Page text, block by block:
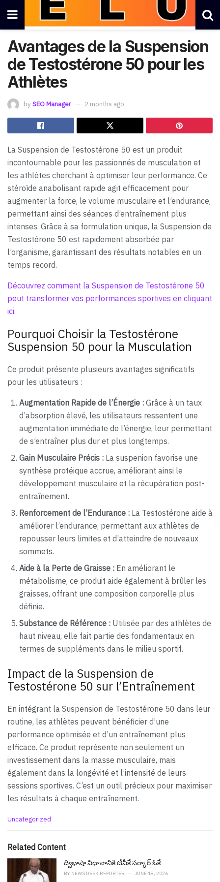
Avantages de la Suspension
de Testostérone 50 pour les
Athlètes
by SEO Manager 2 months ago
La Suspension de Testostérone 50 est un produit
incontournable pour les passionnés de musculation et
les athlètes cherchant à optimiser leur performance. Ce
stéroïde anabolisant rapide agit efficacement pour
augmenter la force, le volume musculaire et l’endurance,
permettant ainsi des séances d’entraînement plus
intenses. Grâce à sa formulation unique, la Suspension de
Testostérone 50 est rapidement absorbée par
l’organisme, garantissant des résultats notables en un
temps record.
Découvrez comment la Suspension de Testostérone 50
peut transformer vos performances sportives en cliquant
ici.
Pourquoi Choisir la Testostérone
Suspension 50 pour la Musculation
Ce produit présente plusieurs avantages significatifs
pour les utilisateurs :
Augmentation Rapide de l’Énergie : Grâce à un taux
d’absorption élevé, les utilisateurs ressentent une
augmentation immédiate de l’énergie, leur permettant
de s’entraîner plus dur et plus longtemps.
Gain Musculaire Précis : La suspenion favorise une
synthèse protéique accrue, améliorant ainsi le
développement musculaire et la récupération post-
entraînement.
Renforcement de l’Endurance : La Testostérone aide à
améliorer l’endurance, permettant aux athlètes de
repousser leurs limites et d’atteindre de nouveaux
sommets.
Aide à la Perte de Graisse : En améliorant le
métabolisme, ce produit aide également à brûler les
graisses, offrant une composition corporelle plus
définie.
Substance de Référence : Utilisée par des athlètes de
haut niveau, elle fait partie des fondamentaux en
termes de suppléments dans le milieu sportif.
Impact de la Suspension de
Testostérone 50 sur l’Entraînement
En intégrant la Suspension de Testostérone 50 dans leur
routine, les athlètes peuvent bénéficier d’une
performance optimisée et d’un entraînement plus
efficace. Ce produit représente non seulement un
investissement dans la masse musculaire, mais
également dans la longévité et l’intensité de leurs
sessions sportives. C’est un outil précieux pour maximiser
les résultats à chaque entraînement.
C
e
Uncategorized
Related Content
ద్విభాషా విధానానికి టీవీకే స‌ర్కార్ ఓకే
BY NEWS DESK REPORTER JUNE 18, 2026